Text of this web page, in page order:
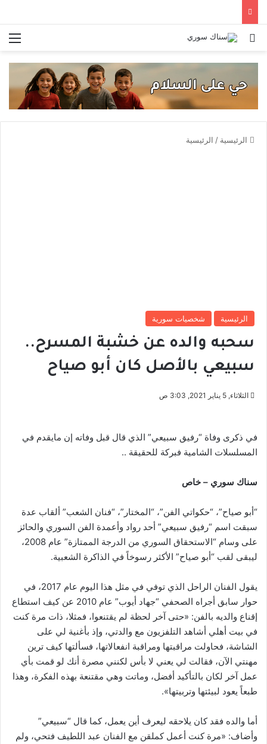
بحث عن
الرئيسية / الرئيسية
الرئيسية شخصيات سورية
سحبه والده عن خشبة المسرح..
سبيعي بالأصل كان أبو صياح
الثلاثاء, 5 يناير 2021, 3:03 ص
في ذكرى وفاة “رفيق سبيعي” الذي قال قبل وفاته إن مايقدم في
المسلسلات الشامية فبركة للحقيقة ..
سناك سوري – خاص
“أبو صياح”، “حكواتي الفن”، “المختار”، “فنان الشعب” ألقاب عدة
سبقت اسم “رفيق سبيعي” أحد رواد وأعمدة الفن السوري والحائز
على وسام “الاستحقاق السوري من الدرجة الممتازة” عام 2008،
ليبقى لقب “أبو صياح” الأكثر رسوخاً في الذاكرة الشعبية.
يقول الفنان الراحل الذي توفي في مثل هذا اليوم عام 2017، في
حوار سابق أجراه الصحفي “جهاد أيوب” عام 2010 عن كيف استطاع
إقناع والديه بالفن: «حتى آخر لحظة لم يقتنعوا، فمثلا، ذات مرة كنت
في بيت أهلي أشاهد التلفزيون مع والدتي، وإذ بأغنية لي على
الشاشة، فحاولت مراقبتها ومراقبة انفعالاتها، فسألتها كيف ترين
مهنتي الآن، فقالت لي يعني لا بأس لكنني مصرة أنك لو قمت بأي
عمل آخر لكان بالتأكيد أفضل، وماتت وهي مقتنعة بهذه الفكرة، وهذا
طبعاً يعود لبيئتها وتربيتها».
أما والده فقد كان يلاحقه ليعرف أين يعمل، كما قال “سبيعي”
وأضاف: «مرة كنت أعمل كملقن مع الفنان عبد اللطيف فتحي، ولم